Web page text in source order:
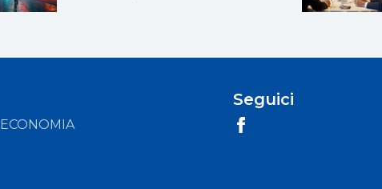
ECONOMIA
Seguici